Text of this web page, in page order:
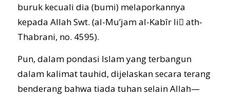
buruk kecuali dia (bumi) melaporkannya
kepada Allah Swt. (al-Mu’jam al-Kabîr li َath-
Thabrani, no. 4595).
Pun, dalam pondasi Islam yang terbangun
dalam kalimat tauhid, dijelaskan secara terang
benderang bahwa tiada tuhan selain Allah—